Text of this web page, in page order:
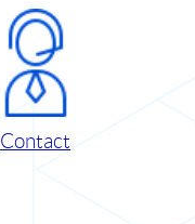
Contact